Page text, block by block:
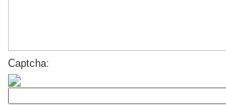
Captcha: